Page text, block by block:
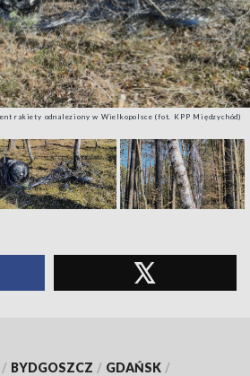
rakiety odnaleziony w Wielkopolsce (fot. KPP Międzychód)
/ BYDGOSZCZ / GDAŃSK /